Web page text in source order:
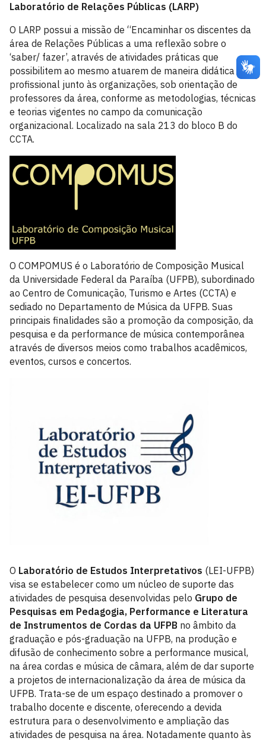
Laboratório de Relações Públicas (LARP)
O LARP possui a missão de “Encaminhar os discentes da
área de Relações Públicas a uma reflexão sobre o
‘saber/ fazer’, através de atividades práticas que
possibilitem ao mesmo atuarem de maneira didática e
profissional junto às organizações, sob orientação de
professores da área, conforme as metodologias, técnicas
e teorias vigentes no campo da comunicação
organizacional. Localizado na sala 213 do bloco B do
CCTA.
O COMPOMUS é o Laboratório de Composição Musical
da Universidade Federal da Paraíba (UFPB), subordinado
ao Centro de Comunicação, Turismo e Artes (CCTA) e
sediado no Departamento de Música da UFPB. Suas
principais finalidades são a promoção da composição, da
pesquisa e da performance de música contemporânea
através de diversos meios como trabalhos acadêmicos,
eventos, cursos e concertos.
O Laboratório de Estudos Interpretativos (LEI-UFPB)
visa se estabelecer como um núcleo de suporte das
atividades de pesquisa desenvolvidas pelo Grupo de
Pesquisas em Pedagogia, Performance e Literatura
de Instrumentos de Cordas da UFPB no âmbito da
graduação e pós-graduação na UFPB, na produção e
difusão de conhecimento sobre a performance musical,
na área cordas e música de câmara, além de dar suporte
a projetos de internacionalização da área de música da
UFPB. Trata-se de um espaço destinado a promover o
trabalho docente e discente, oferecendo a devida
estrutura para o desenvolvimento e ampliação das
atividades de pesquisa na área. Notadamente quanto às